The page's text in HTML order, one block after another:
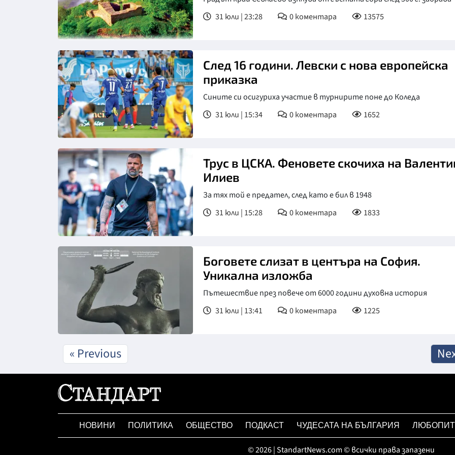
31 юли | 23:28
0коментара 13575
След 16 години. Левски с нова европейска
приказка
Сините си осигуриха участие в турнирите поне до Коледа
31 юли | 15:34
0коментара 1652
Трус в ЦСКА. Феновете скочиха на
Илиев
За тях той е предател, след като е бил в 1948
31 юли | 15:28
0коментара 1833
Боговете слизат в центъра на София.
Уникална изложба
Пътешествие през повече от 6000 години духовна история
31 юли | 13:41
0коментара 1225
« Previous
НОВИНИ ПОЛИТИКА ОБЩЕСТВО ПОДКАСТ ЧУДЕСАТА НА БЪЛГАРИЯ
© 2026 | StandartNews.com © всички права запазени